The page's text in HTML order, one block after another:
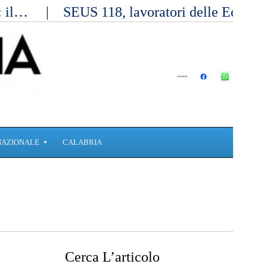
il… SEUS 118, lavoratori delle
CALABRIA
Cerca L’articolo